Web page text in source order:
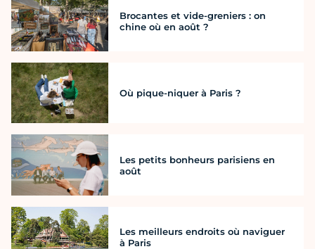
Brocantes et vide-greniers : on
chine où en août ?
Où pique-niquer à Paris ?
Les petits bonheurs parisiens en
août
Les meilleurs endroits où naviguer
à Paris